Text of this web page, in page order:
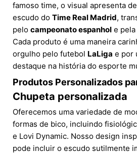
famoso time, o visual apresenta
escudo do Time Real Madrid,
pelo campeonato espanhol e pela
Cada produto é uma maneira
orgulho pelo futebol LaLiga e por
destaque na história do esporte
Produtos Personalizados
Chupeta personalizada
Oferecemos uma variedade de
formas de bico, incluindo
e Lovi Dynamic. Nosso design
pode incluir o escudo sutilmente